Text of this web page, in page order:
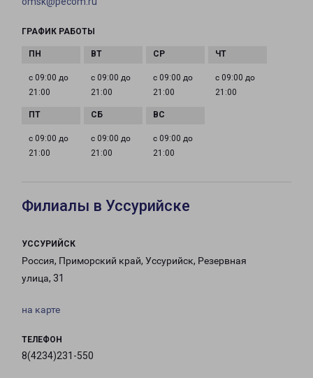
ГРАФИК РАБОТЫ
с 09:00 до
21:00
с 09:00 до
21:00
с 09:00 до
21:00
с 09:00 до
21:00
с 09:00 до
21:00
с 09:00 до
21:00
с 09:00 до
21:00
Филиалы в Уссурийске
УССУРИЙСК
Россия, Приморский край, Уссурийск, Резервная
улица, 31
на карте
ТЕЛЕФОН
8(4234)231-550